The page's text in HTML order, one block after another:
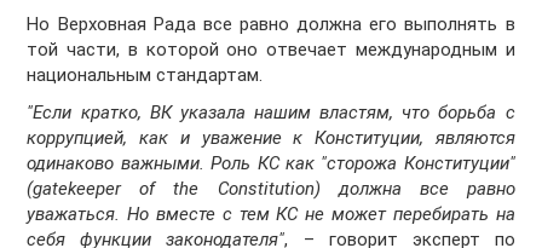
Но Верховная Рада все равно должна его выполнять в
той части, в которой оно отвечает международным и
национальным стандартам.
"Если кратко, ВК указала нашим властям, что борьба с
коррупцией, как и уважение к Конституции, являются
одинаково важными. Роль КС как "сторожа Конституции"
(gatekeeper of the Constitution) должна все равно
уважаться. Но вместе с тем КС не может перебирать на
себя функции законодателя", – говорит эксперт по